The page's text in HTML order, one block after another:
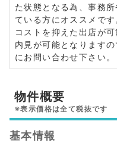
た状態となる為、事務
ている方にオススメで
コストを抑えた出店が
内見が可能となります
にお問い合わせ下さい。
物件概要
※表示価格は全て税抜です
基本情報